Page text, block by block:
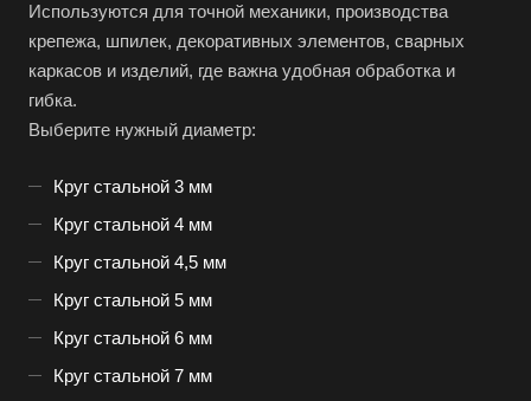
Используются для точной механики, производства
крепежа, шпилек, декоративных элементов, сварных
каркасов и изделий, где важна удобная обработка и
гибка.
Выберите нужный диаметр:
Круг стальной 3 мм
Круг стальной 4 мм
Круг стальной 4,5 мм
Круг стальной 5 мм
Круг стальной 6 мм
Круг стальной 7 мм